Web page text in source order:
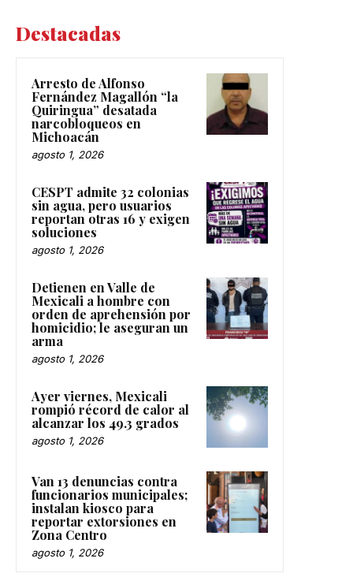
Destacadas
Arresto de Alfonso
Fernández Magallón “la
Quiringua” desatada
narcobloqueos en
Michoacán
agosto 1, 2026
CESPT admite 32 colonias
sin agua, pero usuarios
reportan otras 16 y exigen
soluciones
agosto 1, 2026
Detienen en Valle de
Mexicali a hombre con
orden de aprehensión por
homicidio; le aseguran un
arma
agosto 1, 2026
Ayer viernes, Mexicali
rompió récord de calor al
alcanzar los 49.3 grados
agosto 1, 2026
Van 13 denuncias contra
funcionarios municipales;
instalan kiosco para
reportar extorsiones en
Zona Centro
agosto 1, 2026